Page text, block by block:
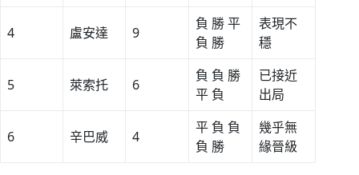
4 盧安達 9
負 勝 平
負 勝
表現不
穩
5 萊索托 6
負 負 勝
平 負
已接近
出局
6 辛巴威 4
平 負 負
負 勝
幾乎無
緣晉級